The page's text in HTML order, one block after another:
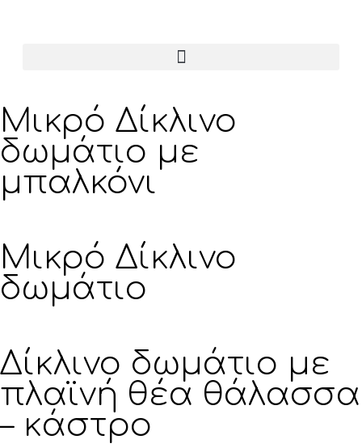
Μικρό Δίκλινο
δωμάτιο με
μπαλκόνι
Μικρό Δίκλινο
δωμάτιο
Δίκλινο δωμάτιο με
πλαϊνή θέα θάλασσα
– κάστρο